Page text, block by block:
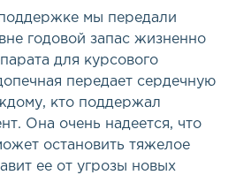
мы передали
годовой запас жизненно
для курсового
передает сердечную
кто поддержал
Она очень надеется, что
остановить тяжелое
ее от угрозы новых